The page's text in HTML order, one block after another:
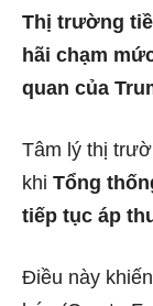
Thị trường
hãi chạm
quan của
Tâm lý thị
khi Tổng
tiếp tục áp
Điều này khiến